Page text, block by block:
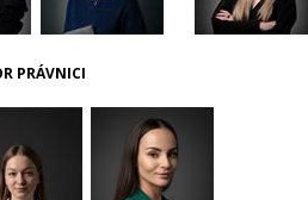
PRÁVNICI